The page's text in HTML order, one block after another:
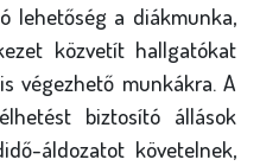
lehetőség a diákmunka,
közvetít hallgatókat
végezhető munkákra. A
biztosító állások
áldozatot követelnek,